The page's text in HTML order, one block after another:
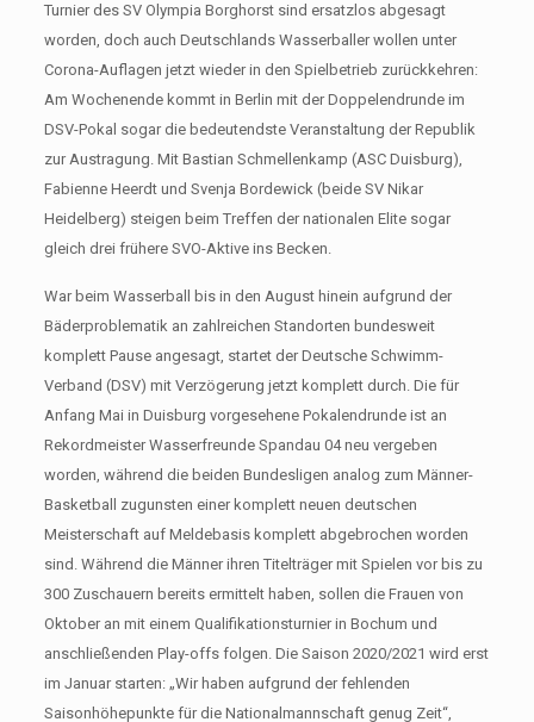
Turnier des SV Olympia Borghorst sind ersatzlos abgesagt
worden, doch auch Deutschlands Wasserballer wollen unter
Corona-Auflagen jetzt wieder in den Spielbetrieb zurückkehren:
Am Wochenende kommt in Berlin mit der Doppelendrunde im
DSV-Pokal sogar die bedeutendste Veranstaltung der Republik
zur Austragung. Mit Bastian Schmellenkamp (ASC Duisburg),
Fabienne Heerdt und Svenja Bordewick (beide SV Nikar
Heidelberg) steigen beim Treffen der nationalen Elite sogar
gleich drei frühere SVO-Aktive ins Becken.
War beim Wasserball bis in den August hinein aufgrund der
Bäderproblematik an zahlreichen Standorten bundesweit
komplett Pause angesagt, startet der Deutsche Schwimm-
Verband (DSV) mit Verzögerung jetzt komplett durch. Die für
Anfang Mai in Duisburg vorgesehene Pokalendrunde ist an
Rekordmeister Wasserfreunde Spandau 04 neu vergeben
worden, während die beiden Bundesligen analog zum Männer-
Basketball zugunsten einer komplett neuen deutschen
Meisterschaft auf Meldebasis komplett abgebrochen worden
sind. Während die Männer ihren Titelträger mit Spielen vor bis zu
300 Zuschauern bereits ermittelt haben, sollen die Frauen von
Oktober an mit einem Qualifikationsturnier in Bochum und
anschließenden Play-offs folgen. Die Saison 2020/2021 wird erst
im Januar starten: „Wir haben aufgrund der fehlenden
Saisonhöhepunkte für die Nationalmannschaft genug Zeit“,